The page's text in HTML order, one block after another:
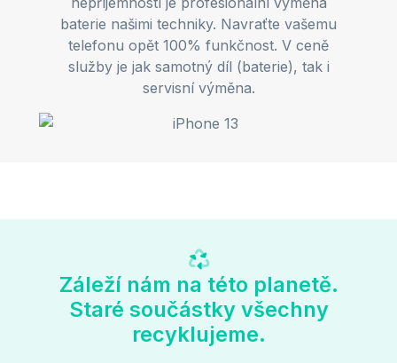
baterie našimi techniky. Navraťte vašemu
telefonu opět 100% funkčnost. V ceně
služby je jak samotný díl (baterie), tak i
servisní výměna.
Záleží nám na této planetě.
Staré součástky všechny
recyklujeme.